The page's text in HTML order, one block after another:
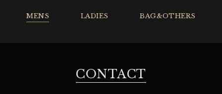
MENS LADIES BAG&OTHERS
CONTACT